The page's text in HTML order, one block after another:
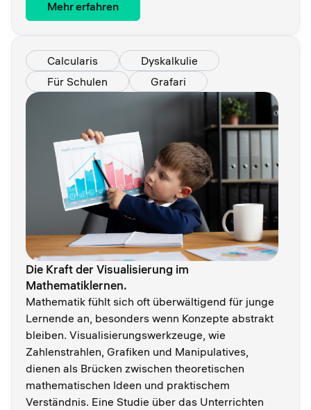
Mehr erfahren
Calcularis
Dyskalkulie
Für Schulen
Grafari
Die Kraft der Visualisierung im
Mathematiklernen.
Mathematik fühlt sich oft überwältigend für junge
Lernende an, besonders wenn Konzepte abstrakt
bleiben. Visualisierungswerkzeuge, wie
Zahlenstrahlen, Grafiken und Manipulatives,
dienen als Brücken zwischen theoretischen
mathematischen Ideen und praktischem
Verständnis. Eine Studie über das Unterrichten